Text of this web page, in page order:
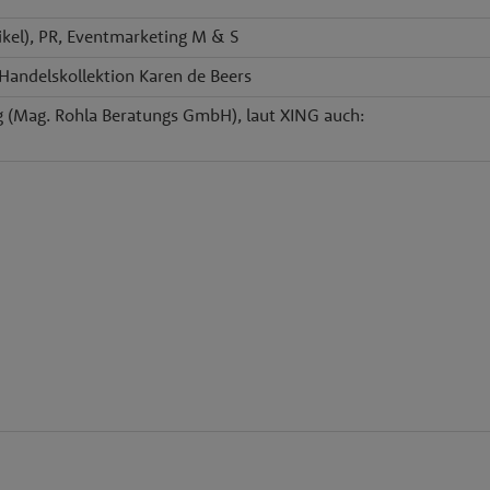
PR, Eventmarketing M & S
Karen de Beers
Rohla Beratungs GmbH), laut XING auch: